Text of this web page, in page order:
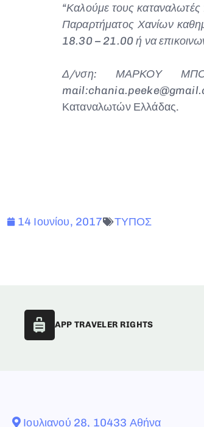
“Καλούμε τους
Παραρτήματος Χανίων
18.30 – 21.00 ή να
Δ/νση: ΜΑΡΚΟΥ
mail:
Καταναλωτών Ελλάδας.
14 Ιουνίου, 2017 ΤΥΠΟΣ
APP TRAVELER RIGHTS
Ιουλιανού 28, 10433 Αθήνα